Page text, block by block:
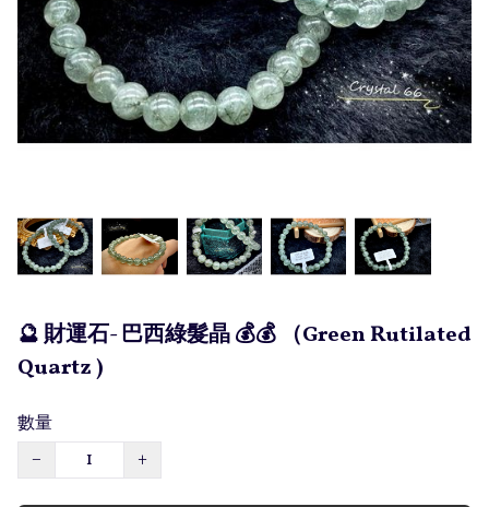
🔮 財運石- 巴西綠髮晶 💰💰 （Green Rutilated
Quartz )
數量
−
+